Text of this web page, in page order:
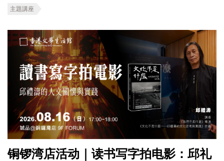
主題講座
铜锣湾店活动｜读书写字拍电影：邱礼